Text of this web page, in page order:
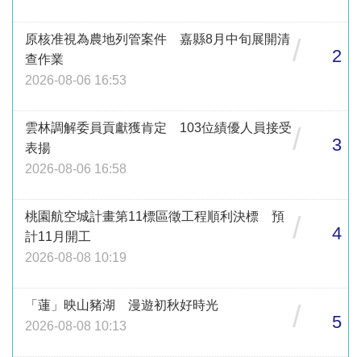
原核准視為農地列管案件 嘉縣8月中旬展開清
查作業
2026-08-06 16:53
/ 2
雲林調解委員貢獻獲肯定 103位績優人員接受
表揚
2026-08-06 16:58
/ 3
桃園航空城計畫第11標區徵工程順利決標 預
計11月開工
2026-08-08 10:19
/ 4
「蓮」映山豬湖 漫遊初秋好時光
2026-08-08 10:13
/ 5